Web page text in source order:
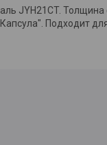
JYH21CT.
Подходит